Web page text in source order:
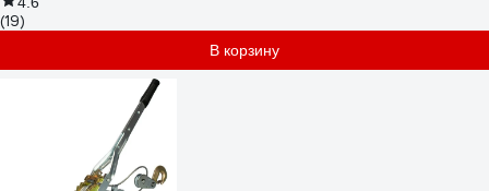
(19)
В корзину